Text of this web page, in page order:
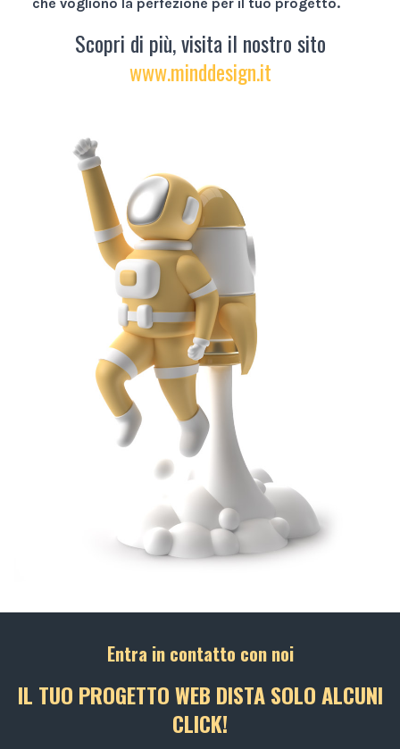
Scopri di più, visita il nostro sito
www.minddesign.it
Entra in contatto con noi
IL TUO PROGETTO WEB DISTA SOLO ALCUNI
CLICK!